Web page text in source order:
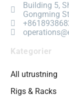
Building 5,
Gongming
Kategorier
All utrustning
Rigs & Racks